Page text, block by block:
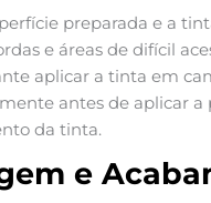
preparada e a
e áreas de difícil
aplicar a tinta em
antes de aplicar
da tinta.
e